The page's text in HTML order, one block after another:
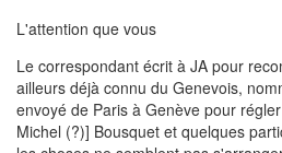
L'attention que vous
Le correspondant écrit à JA pour
ailleurs déjà connu du Genevois,
envoyé de Paris à Genève pour
Michel (?)] Bousquet et quelques